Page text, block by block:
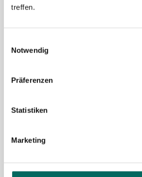
treffen.
Notwendig
Präferenzen
Statistiken
Marketing
Fax: +49 (0) 521 / 911 730 31